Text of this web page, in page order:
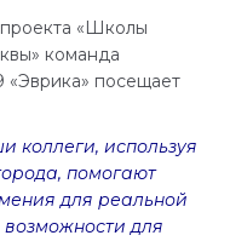
«Школы
команда
посещает
коллеги, используя
помогают
для реальной
для